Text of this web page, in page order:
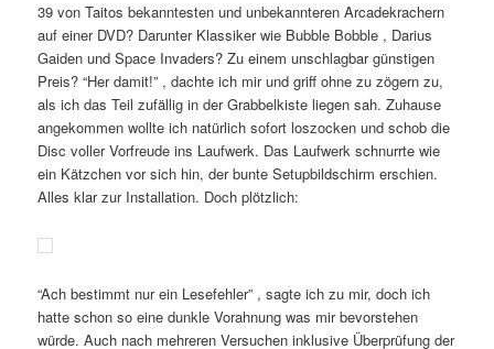
39 von Taitos bekanntesten und unbekannteren Arcadekrachern
auf einer DVD? Darunter Klassiker wie Bubble Bobble , Darius
Gaiden und Space Invaders? Zu einem unschlagbar günstigen
Preis? “Her damit!” , dachte ich mir und griff ohne zu zögern zu,
als ich das Teil zufällig in der Grabbelkiste liegen sah. Zuhause
angekommen wollte ich natürlich sofort loszocken und schob die
Disc voller Vorfreude ins Laufwerk. Das Laufwerk schnurrte wie
ein Kätzchen vor sich hin, der bunte Setupbildschirm erschien.
Alles klar zur Installation. Doch plötzlich:
“Ach bestimmt nur ein Lesefehler” , sagte ich zu mir, doch ich
hatte schon so eine dunkle Vorahnung was mir bevorstehen
würde. Auch nach mehreren Versuchen inklusive Überprüfung der